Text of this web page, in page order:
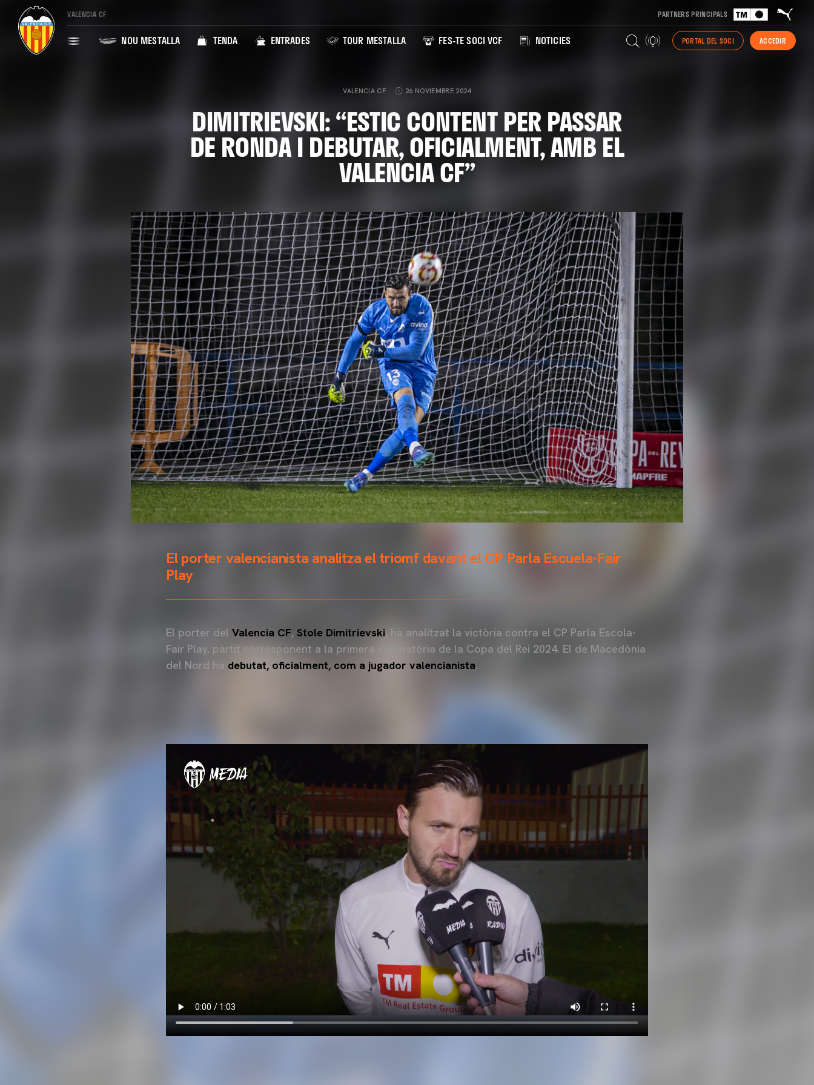
VALENCIA CF PARTNERS PRINCIPALS
NOU MESTALLA TENDA ENTRADES TOUR MESTALLA FES-TE SOCI VCF NOTICIES PORTAL DEL SOCI ACCEDIR
VALENCIA CF 26 NOVIEMBRE 2024
DIMITRIEVSKI: “ESTIC CONTENT PER PASSAR
DE RONDA I DEBUTAR, OFICIALMENT, AMB EL
VALENCIA CF”
El porter valencianista analitza el triomf davant el CP Parla Escuela-Fair
Play
El porter del Valencia CF, Stole Dimitrievski, ha analitzat la victòria contra el CP Parla Escola-
Fair Play, partit corresponent a la primera eliminatòria de la Copa del Rei 2024. El de Macedònia
del Nord ha debutat, oficialment, com a jugador valencianista.